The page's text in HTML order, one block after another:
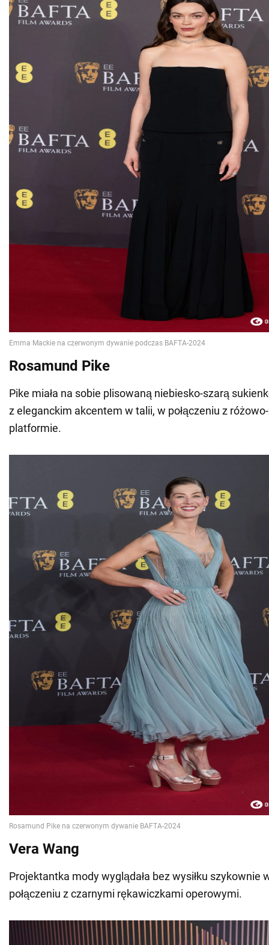
Rosamund Pike
Pike miała na sobie plisowaną niebiesko-szarą
z eleganckim akcentem w talii, w połączeniu z
platformie.
Vera Wang
Projektantka mody wyglądała bez wysiłku szykownie
połączeniu z czarnymi rękawiczkami operowymi.